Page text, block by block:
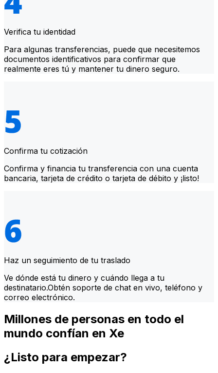
Verifica tu identidad
Para algunas transferencias, puede que necesitemos
documentos identificativos para confirmar que
realmente eres tú y mantener tu dinero seguro.
Confirma tu cotización
Confirma y financia tu transferencia con una cuenta
bancaria, tarjeta de crédito o tarjeta de débito y ¡listo!
Haz un seguimiento de tu traslado
Ve dónde está tu dinero y cuándo llega a tu
destinatario.Obtén soporte de chat en vivo, teléfono y
correo electrónico.
Millones de personas en todo el
mundo confían en Xe
¿Listo para empezar?